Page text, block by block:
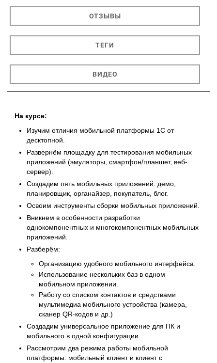
ОТЗЫВЫ
ТЕГИ
ВИДЕО
На курсе:
Изучим отличия мобильной платформы 1С от
десктопной.
Развернём площадку для тестирования мобильных
приложений (эмуляторы, смартфон/планшет, веб-
сервер).
Создадим пять мобильных приложений: демо,
планировщик, органайзер, покупатель, блог.
Освоим инструменты сборки мобильных приложений.
Вникнем в особенности разработки
однокомпонентных и многокомпонентных мобильных
приложений.
Разберём:
Организацию удобного мобильного интерфейса.
Использование нескольких баз в одном
мобильном приложении.
Работу со списком контактов и средствами
мультимедиа мобильного устройства (камера,
сканер QR-кодов и др.)
Создадим универсальное приложение для ПК и
мобильного в одной конфигурации.
Рассмотрим два режима работы мобильной
платформы: мобильный клиент и клиент с